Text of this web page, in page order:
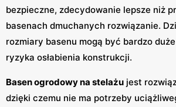
bezpieczne, zdecydowanie lepsze niż
basenach dmuchanych rozwiązanie.
rozmiary basenu mogą być bardzo
ryzyka osłabienia konstrukcji.
Basen ogrodowy na stelażu jest
dzięki czemu nie ma potrzeby